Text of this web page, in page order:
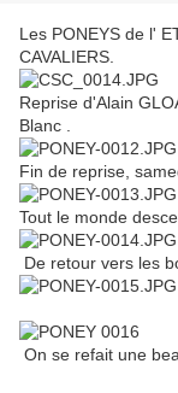
Les PONEYS de l'
CAVALIERS.
Reprise d'Alain
Blanc .
Fin de reprise,
Tout le monde
De retour vers les
On se refait une